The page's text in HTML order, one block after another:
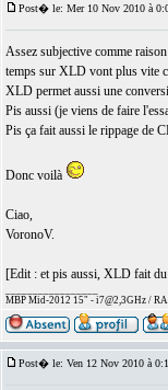
Post� le: Mer 10 Nov 2010 à
Assez subjective comme
temps sur XLD vont plus vite
XLD permet aussi une
Pis aussi (je viens de faire
Pis ça fait aussi le rippage de
Donc voilà
Ciao,
VoronoV.
[Edit : et pis aussi, XLD fait
MBP Mid-2012 15" - i7@2,3GHz /
Post� le: Ven 12 Nov 2010 à